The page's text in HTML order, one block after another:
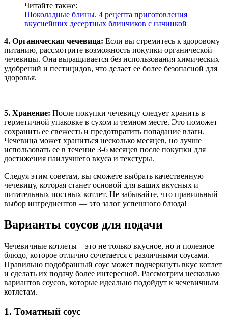
Читайте также:
Шоколадные блины. 4 рецепта приготовления
вкуснейших десертных блинчиков с начинкой
4. Органическая чечевица: Если вы стремитесь к здоровому
питанию, рассмотрите возможность покупки органической
чечевицы. Она выращивается без использования химических
удобрений и пестицидов, что делает ее более безопасной для
здоровья.
5. Хранение: После покупки чечевицу следует хранить в
герметичной упаковке в сухом и темном месте. Это поможет
сохранить ее свежесть и предотвратить попадание влаги.
Чечевица может храниться несколько месяцев, но лучше
использовать ее в течение 3-6 месяцев после покупки для
достижения наилучшего вкуса и текстуры.
Следуя этим советам, вы сможете выбрать качественную
чечевицу, которая станет основой для ваших вкусных и
питательных постных котлет. Не забывайте, что правильный
выбор ингредиентов — это залог успешного блюда!
Варианты соусов для подачи
Чечевичные котлеты – это не только вкусное, но и полезное
блюдо, которое отлично сочетается с различными соусами.
Правильно подобранный соус может подчеркнуть вкус котлет
и сделать их подачу более интересной. Рассмотрим несколько
вариантов соусов, которые идеально подойдут к чечевичным
котлетам.
1. Томатный соус